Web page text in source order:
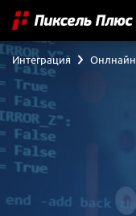
Интеграция Онлнайн